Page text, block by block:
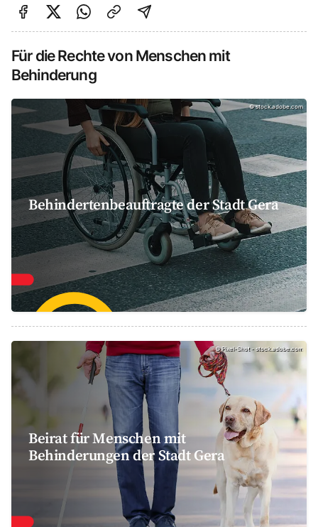
Auf Facebook teilen
Auf Twitter teilen
Per Link teilen
shareViaEmail
Für die Rechte von Menschen mit
Behinderung
©stock.adobe.com
Behindertenbeauftragte der Stadt Gera
©Pixel-Shot - stock.adobe.com
Beirat für Menschen mit
Behinderungen der Stadt Gera